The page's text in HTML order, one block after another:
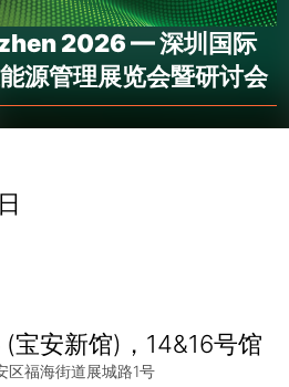
2026 — 深圳国际
源管理展览会暨研讨会
宝安新馆)，14&16号馆
区福海街道展城路1号